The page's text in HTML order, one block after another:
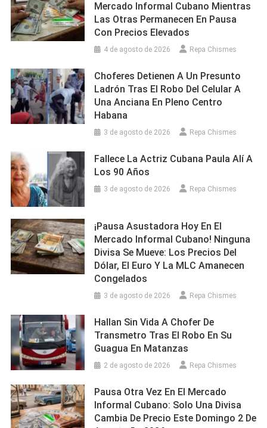
Mercado Informal Cubano Mientras
Las Otras Permanecen En Pausa
Con Precios Elevados
4 de agosto de 2026 Repa Chismes
Choferes Detienen A Un Presunto
Ladrón Tras El Robo Del Celular A
Una Anciana En Pleno Centro
Habana
3 de agosto de 2026 Repa Chismes
Fallece La Actriz Cubana Paula Alí A
Los 90 Años
3 de agosto de 2026 Repa Chismes
¡Pausa Asustadora Hoy En El
Mercado Informal Cubano! Ninguna
Divisa Se Mueve: Los Precios Del
Dólar, El Euro Y La MLC Amanecen
Congelados
3 de agosto de 2026 Repa Chismes
Hallan Sin Vida A Chofer De
Transmetro Tras El Robo En Su
Guagua En Matanzas
2 de agosto de 2026 Repa Chismes
Pausa Otra Vez En El Mercado
Informal Cubano: Solo Una Divisa
Cambia De Precio Este Domingo 2 De